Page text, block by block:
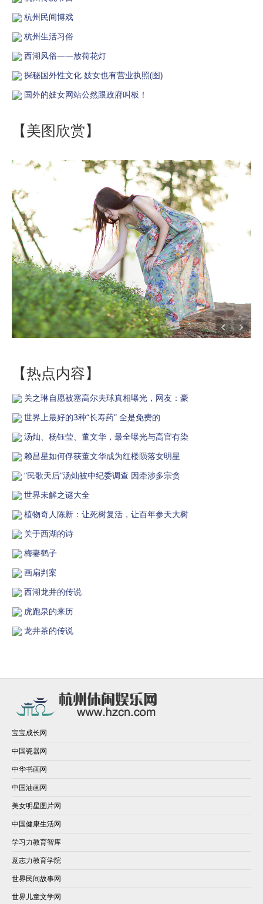
杭州民间博戏
杭州生活习俗
西湖风俗——放荷花灯
探秘国外性文化 妓女也有营业执照(图)
国外的妓女网站公然跟政府叫板！
【美图欣赏】
【热点内容】
关之琳自愿被塞高尔夫球真相曝光，网友：豪
世界上最好的3种“长寿药” 全是免费的
汤灿、杨钰莹、董文华，最全曝光与高官有染
赖昌星如何俘获董文华成为红楼陨落女明星
“民歌天后”汤灿被中纪委调查 因牵涉多宗贪
世界未解之谜大全
植物奇人陈新：让死树复活，让百年参天大树
关于西湖的诗
梅妻鹤子
画扇判案
西湖龙井的传说
虎跑泉的来历
龙井茶的传说
宝宝成长网
中国瓷器网
中华书画网
中国油画网
美女明星图片网
中国健康生活网
学习力教育智库
意志力教育学院
世界民间故事网
世界儿童文学网